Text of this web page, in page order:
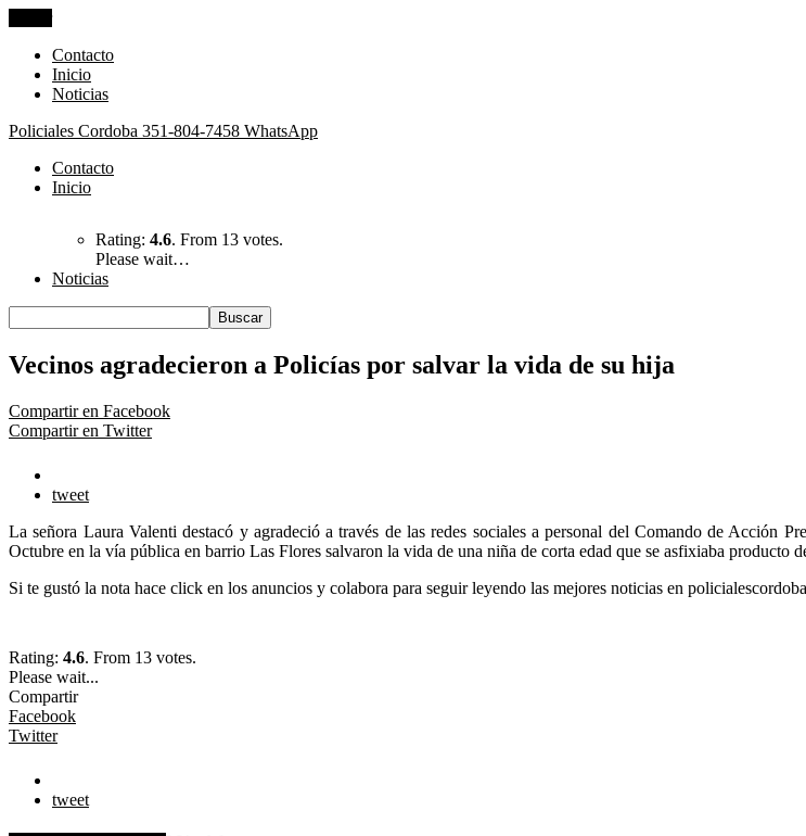
Contacto
Inicio
Noticias
Policiales Cordoba 351-804-7458 WhatsApp
Contacto
Inicio
Rating: 4.6. From 13 votes.
Please wait…
Noticias
Vecinos agradecieron a Policías por salvar la vida de su hija
Compartir en Facebook
Compartir en Twitter
tweet
La señora Laura Valenti destacó y agradeció a través de las redes sociales a personal del Comando de Acción
Octubre en la vía pública en barrio Las Flores salvaron la vida de una niña de corta edad que se asfixiaba producto
Si te gustó la nota hace click en los anuncios y colabora para seguir leyendo las mejores noticias en
Rating: 4.6. From 13 votes.
Please wait...
Compartir
Facebook
Twitter
tweet